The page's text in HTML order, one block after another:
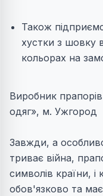
Також
хустки з шовку
кольорах на
Виробник
одяг», м. Ужгород
Завжди, а
триває війна,
символів країни, і
обов'язково та